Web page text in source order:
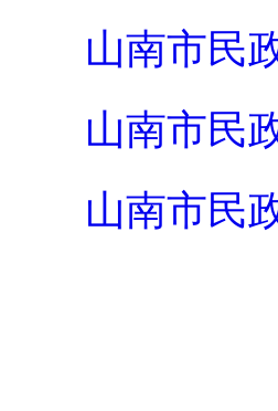
山南市民
山南市民
山南市民